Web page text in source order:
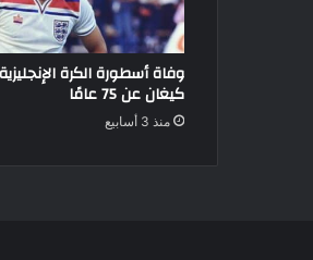
وفاة أسطورة الكرة
كيغان عن 75 عامًا
منذ 3 أسابيع